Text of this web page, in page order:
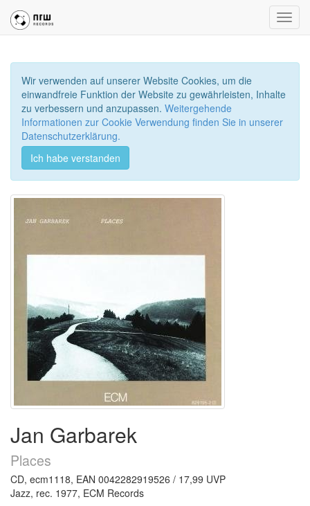
Wir verwenden auf unserer Website Cookies, um die
einwandfreie Funktion der Website zu gewährleisten, Inhalte
zu verbessern und anzupassen. Weitergehende
Informationen zur Cookie Verwendung finden Sie in unserer
Datenschutzerklärung.
Ich habe verstanden
Jan Garbarek
Places
CD, ecm1118, EAN 0042282919526 / 17,99 UVP
Jazz, rec. 1977, ECM Records